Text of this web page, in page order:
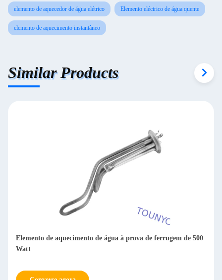
elemento de aquecedor de água elétrico Elemento eléctrico de água quente
elemento de aquecimento instantâneo
Similar Products
Elemento de aquecimento de água à prova de ferrugem de 500
Watt